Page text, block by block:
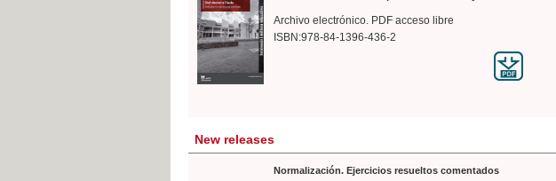
Archivo electrónico. PDF acceso libre
ISBN:978-84-1396-436-2
New releases
Normalización. Ejercicios resueltos comentados